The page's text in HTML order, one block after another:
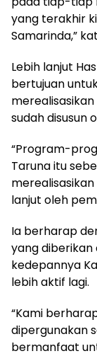
yang terakhir
Samarinda,”
Lebih lanjut
bertujuan
sudah disusun
“Program-
Taruna itu
lanjut oleh
Ia berharap
yang diberikan
kedepannya
lebih aktif lagi.
“Kami
dipergunakan
bermanfaat